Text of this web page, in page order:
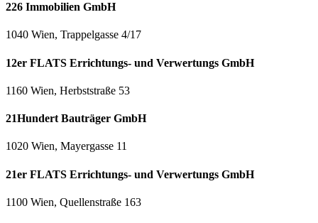
226 Immobilien GmbH
1040 Wien, Trappelgasse 4/17
12er FLATS Errichtungs- und Verwertungs GmbH
1160 Wien, Herbststraße 53
21Hundert Bauträger GmbH
1020 Wien, Mayergasse 11
21er FLATS Errichtungs- und Verwertungs GmbH
1100 Wien, Quellenstraße 163